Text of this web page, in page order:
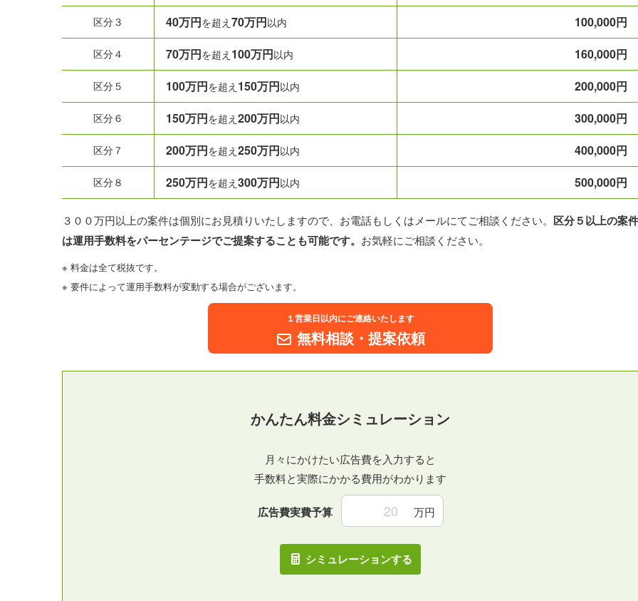
区分３ 40万円を超え 70万円以内 100,000円
区分４ 70万円を超え 100万円以内 160,000円
区分５ 100万円を超え 150万円以内 200,000円
区分６ 150万円を超え 200万円以内 300,000円
区分７ 200万円を超え 250万円以内 400,000円
区分８ 250万円を超え 300万円以内 500,000円
３００万円以上の案件は個別にお見積りいたしますので、お電話もしくはメールにてご相談ください。 区分５以上の案件
は運用手数料をパーセンテージでご提案することも可能です。 お気軽にご相談ください。
※ 料金は全て税抜です。
※ 要件によって運用手数料が変動する場合がございます。
１営業日以内にご連絡いたします
無料相談・提案依頼
かんたん料金シミュレーション
月々にかけたい広告費を入力すると
手数料と実際にかかる費用がわかります
広告費実費予算 万円
シミュレーションする